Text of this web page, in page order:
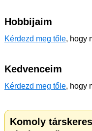
Hobbijaim
Kérdezd meg tőle, hogy
Kedvenceim
Kérdezd meg tőle, hogy
Komoly